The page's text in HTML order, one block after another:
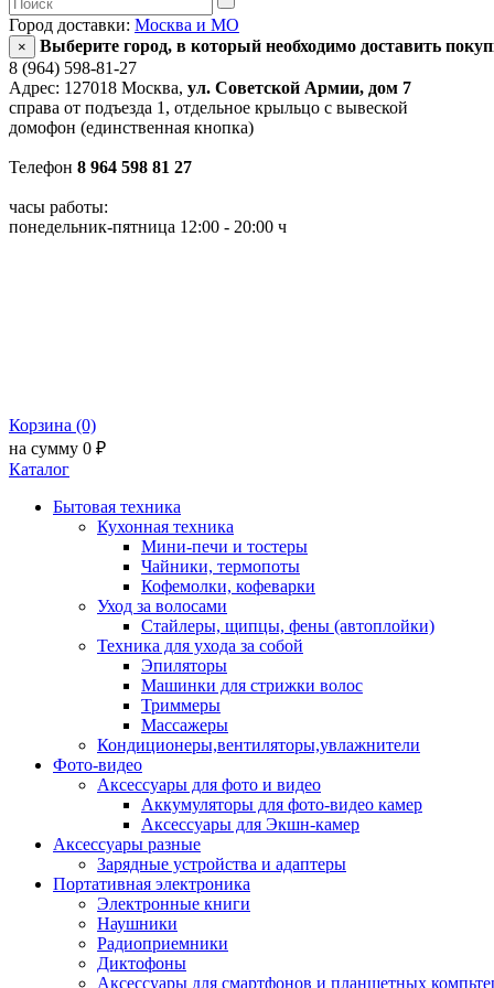
Город доставки: Москва и МО
×
Выберите город, в который необходимо доставить
8 (964) 598-81-27
Адрес: 127018 Москва, ул. Советской Армии, дом 7
справа от подъезда 1, отдельное крыльцо с вывеской
домофон (единственная кнопка)
Телефон 8 964 598 81 27
часы работы:
понедельник-пятница 12:00 - 20:00 ч
Корзина (0)
на сумму 0 ₽
Каталог
Бытовая техника
Кухонная техника
Мини-печи и тостеры
Чайники, термопоты
Кофемолки, кофеварки
Уход за волосами
Стайлеры, щипцы, фены (автоплойки)
Техника для ухода за собой
Эпиляторы
Машинки для стрижки волос
Триммеры
Массажеры
Кондиционеры,вентиляторы,увлажнители
Фото-видео
Аксессуары для фото и видео
Аккумуляторы для фото-видео камер
Аксессуары для Экшн-камер
Аксессуары разные
Зарядные устройства и адаптеры
Портативная электроника
Электронные книги
Наушники
Радиоприемники
Диктофоны
Аксессуары для смартфонов и планшетных